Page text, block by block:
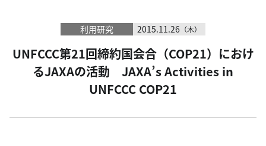
利用研究 2015.11.26 （木）
UNFCCC第21回締約国会合（COP21）におけ
るJAXAの活動 JAXA’s Activities in
UNFCCC COP21